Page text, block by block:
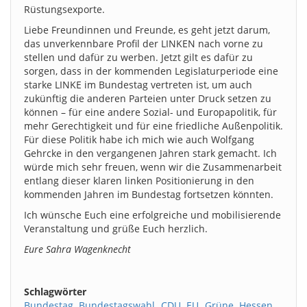
Rüstungsexporte.
Liebe Freundinnen und Freunde, es geht jetzt darum,
das unverkennbare Profil der LINKEN nach vorne zu
stellen und dafür zu werben. Jetzt gilt es dafür zu
sorgen, dass in der kommenden Legislaturperiode eine
starke LINKE im Bundestag vertreten ist, um auch
zukünftig die anderen Parteien unter Druck setzen zu
können – für eine andere Sozial- und Europapolitik, für
mehr Gerechtigkeit und für eine friedliche Außenpolitik.
Für diese Politik habe ich mich wie auch Wolfgang
Gehrcke in den vergangenen Jahren stark gemacht. Ich
würde mich sehr freuen, wenn wir die Zusammenarbeit
entlang dieser klaren linken Positionierung in den
kommenden Jahren im Bundestag fortsetzen könnten.
Ich wünsche Euch eine erfolgreiche und mobilisierende
Veranstaltung und grüße Euch herzlich.
Eure Sahra Wagenknecht
Schlagwörter